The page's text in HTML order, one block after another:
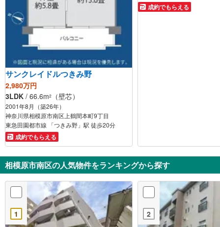
サンクレイドルつきみ野
2,980万円
3LDK / 66.6m2 （壁芯）
2001年8月（築26年）
神奈川県相模原市南区上鶴間本町9丁目
東急田園都市線 「つきみ野」駅 徒歩20分
成約でもらえる
成約でもらえる
相模原市南区の人気物件をランキングから探す
1 2